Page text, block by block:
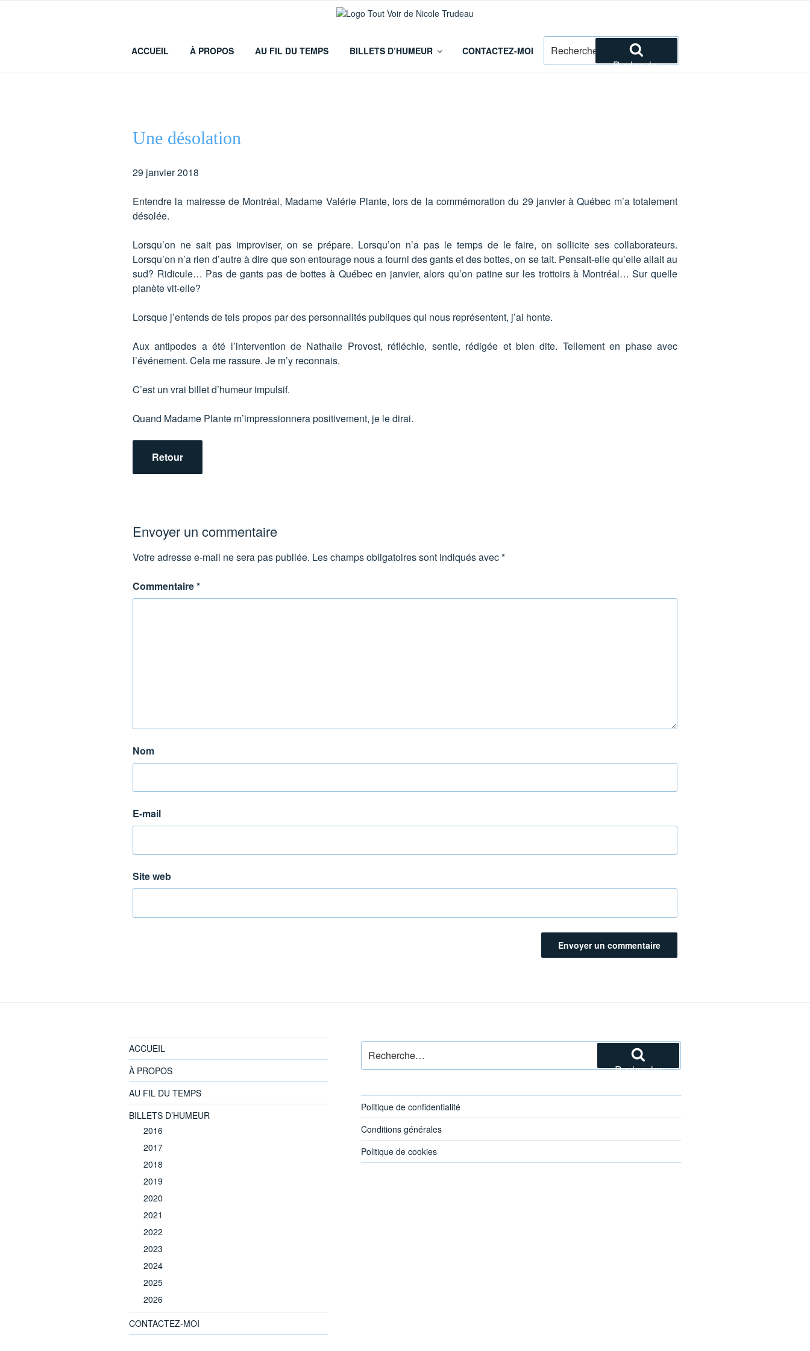
Logo
ACCUEIL À PROPOS AU FIL DU TEMPS BILLETS D’HUMEUR CONTACTEZ-MOI
Recherche
pour
:
Recherche
Une désolation
29 janvier 2018
Entendre la mairesse de Montréal, Madame Valérie Plante, lors de la commémoration du 29 janvier à Québec m’a totalement
désolée.
Lorsqu’on ne sait pas improviser, on se prépare. Lorsqu’on n’a pas le temps de le faire, on sollicite ses collaborateurs.
Lorsqu’on n’a rien d’autre à dire que son entourage nous a fourni des gants et des bottes, on se tait. Pensait-elle qu’elle allait au
sud? Ridicule… Pas de gants pas de bottes à Québec en janvier, alors qu’on patine sur les trottoirs à Montréal… Sur quelle
planète vit-elle?
Lorsque j’entends de tels propos par des personnalités publiques qui nous représentent, j’ai honte.
Aux antipodes a été l’intervention de Nathalie Provost, réfléchie, sentie, rédigée et bien dite. Tellement en phase avec
l’événement. Cela me rassure. Je m’y reconnais.
C’est un vrai billet d’humeur impulsif.
Quand Madame Plante m’impressionnera positivement, je le dirai.
Retour
Envoyer un commentaire
Votre adresse e-mail ne sera pas publiée. Les champs obligatoires sont indiqués avec*
Commentaire*
Nom
E-mail
Site web
ACCUEIL
À PROPOS
AU FIL DU TEMPS
BILLETS D’HUMEUR
2016
2017
2018
2019
2020
2021
2022
2023
2024
2025
2026
CONTACTEZ-MOI
pour
:
Recherche
Politique de confidentialité
Conditions générales
Politique de cookies